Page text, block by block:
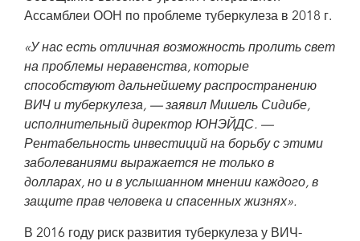
Ассамблеи ООН по проблеме туберкулеза в 2018 г.
«У нас есть отличная возможность пролить свет
на проблемы неравенства, которые
способствуют дальнейшему распространению
ВИЧ и туберкулеза, — заявил Мишель Сидибе,
исполнительный директор ЮНЭЙДС. —
Рентабельность инвестиций на борьбу с этими
заболеваниями выражается не только в
долларах, но и в услышанном мнении каждого, в
защите прав человека и спасенных жизнях».
В 2016 году риск развития туберкулеза у ВИЧ-